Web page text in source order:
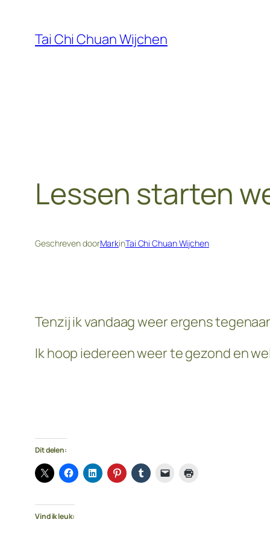
Tai Chi Chuan Wijchen
Lessen starten
Geschreven doorMarkinTai Chi Chuan Wijchen
Tenzij ik vandaag weer ergens
Ik hoop iedereen weer te gezond en
Dit delen:
Vind ik leuk: